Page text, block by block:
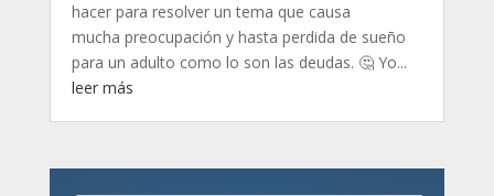
hacer para resolver un tema que causa
mucha preocupación y hasta perdida de sueño
para un adulto como lo son las deudas. 🤔 Yo...
leer más